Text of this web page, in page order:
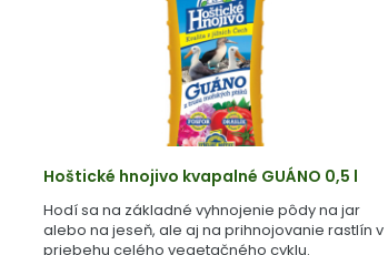
Hoštické hnojivo kvapalné GUÁNO 0,5 l
Hodí sa na základné vyhnojenie pôdy na jar
alebo na jeseň, ale aj na prihnojovanie rastlín v
priebehu celého vegetačného cyklu.